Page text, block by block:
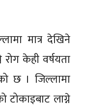
मात्र देखिने
केही वर्षयता
छ । जिल्लामा
टोकाइबाट लाग्ने